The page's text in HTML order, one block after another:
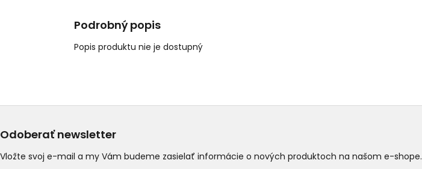
Podrobný popis
Popis produktu nie je dostupný
Odoberať newsletter
Vložte svoj e-mail a my Vám budeme zasielať informácie o nových produktoch na našom e-shope.